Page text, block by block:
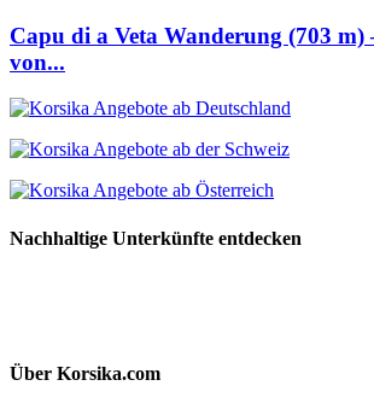
Capu di a Veta Wanderung (703 m)
von...
Nachhaltige Unterkünfte entdecken
Über Korsika.com